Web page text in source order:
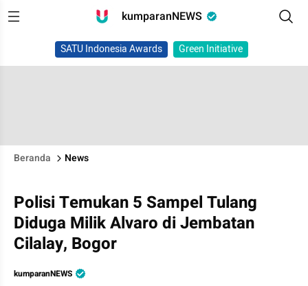
kumparanNEWS
SATU Indonesia Awards Green Initiative
Beranda News
Polisi Temukan 5 Sampel Tulang
Diduga Milik Alvaro di Jembatan
Cilalay, Bogor
kumparanNEWS